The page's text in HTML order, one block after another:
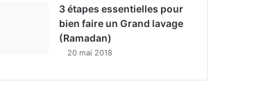
3 étapes essentielles pour
bien faire un Grand lavage
(Ramadan)
20 mai 2018